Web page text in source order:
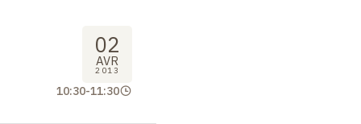
02
AVR
2013
10:30-11:30